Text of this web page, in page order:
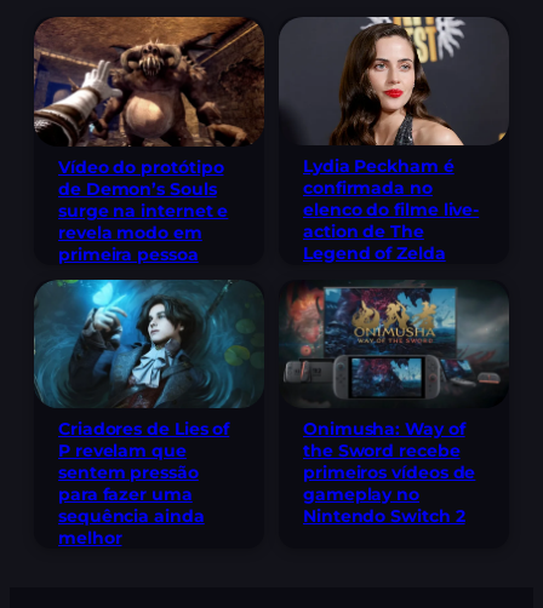
Vídeo do protótipo
de Demon’s Souls
surge na internet e
revela modo em
primeira pessoa
Lydia Peckham é
confirmada no
elenco do filme live-
action de The
Legend of Zelda
Criadores de Lies of
P revelam que
sentem pressão
para fazer uma
sequência ainda
melhor
Onimusha: Way of
the Sword recebe
primeiros vídeos de
gameplay no
Nintendo Switch 2